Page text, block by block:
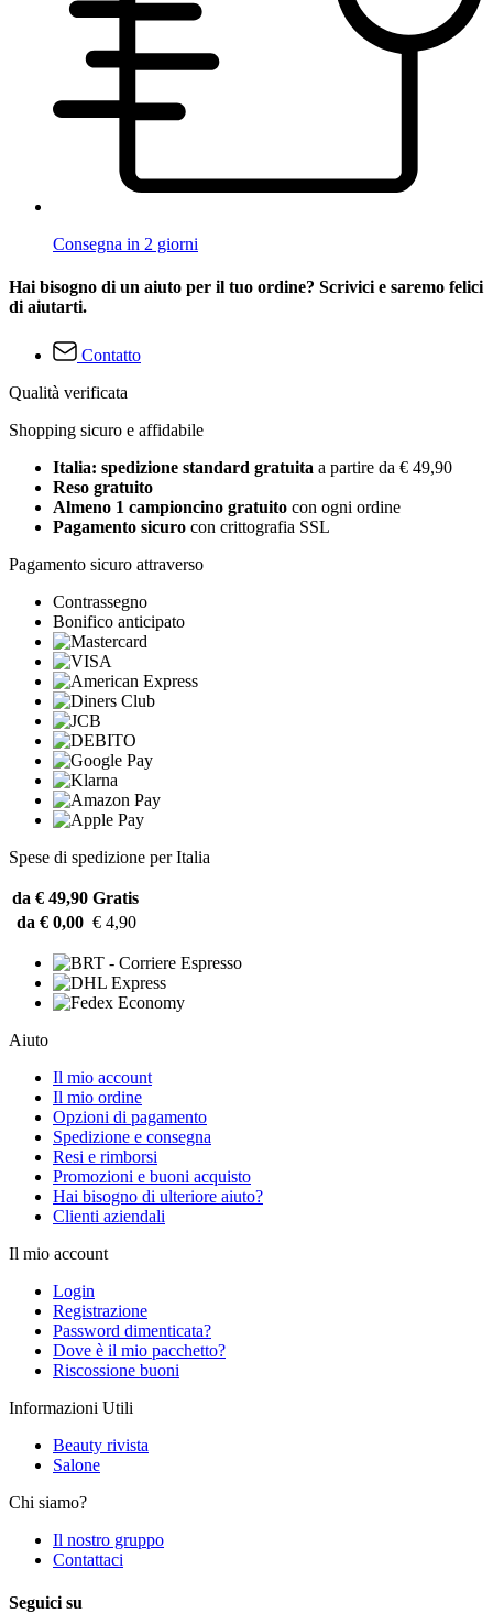
Consegna in 2 giorni
Hai bisogno di un aiuto per il tuo ordine? Scrivici e saremo felici
di aiutarti.
Contatto
Qualità verificata
Shopping sicuro e affidabile
Italia: spedizione standard gratuita a partire da € 49,90
Reso gratuito
Almeno 1 campioncino gratuito con ogni ordine
Pagamento sicuro con crittografia SSL
Pagamento sicuro attraverso
Contrassegno
Bonifico anticipato
Spese di spedizione per Italia
da € 49,90 Gratis
da € 0,00 € 4,90
Aiuto
Il mio account
Il mio ordine
Opzioni di pagamento
Spedizione e consegna
Resi e rimborsi
Promozioni e buoni acquisto
Hai bisogno di ulteriore aiuto?
Clienti aziendali
Il mio account
Login
Registrazione
Password dimenticata?
Dove è il mio pacchetto?
Riscossione buoni
Informazioni Utili
Beauty rivista
Salone
Chi siamo?
Il nostro gruppo
Contattaci
Seguici su